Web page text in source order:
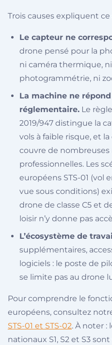
Trois causes expliquent
Le capteur ne
drone pensé pour la
ni caméra thermique,
photogrammétrie, ni
La machine ne
réglementaire. Le
2019/947 distingue la
vols à faible risque, et
couvre de nombreuses
professionnelles. Les
européens STS-01 (vol
vue sous conditions)
drone de classe C5 et
loisir n’y donne pas
L’écosystème de
supplémentaires,
logiciels : le poste de
se limite pas au drone
Pour comprendre le
européens, consultez
STS-01 et STS-02. À noter :
nationaux S1, S2 et S3